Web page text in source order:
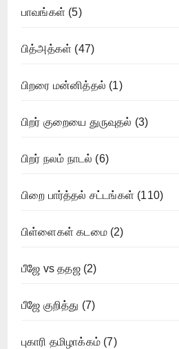
பாவங்கள் (5)
பித்அத்கள் (47)
பிறரை மன்னித்தல் (1)
பிறர் குறையை துருவுதல் (3)
பிறர் நலம் நாடல் (6)
பிறை பார்த்தல் சட்டங்கள் (110)
பிள்ளைகள் கடமை(2)
பீஜே vs ததஜ(2)
பீஜே குறித்து (7)
புகாரி தமிழாக்கம் (7)